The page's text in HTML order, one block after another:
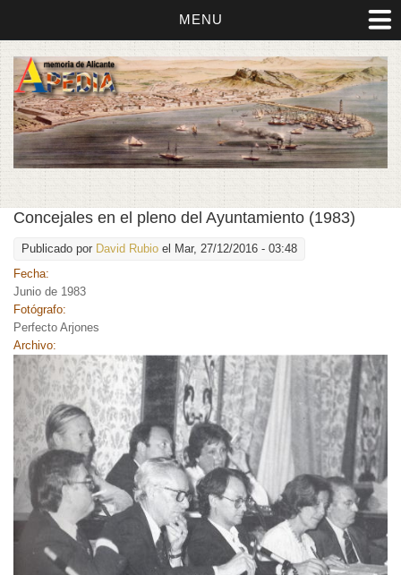
MENU
Concejales en el pleno del Ayuntamiento (1983)
Publicado por David Rubio el Mar, 27/12/2016 - 03:48
Fecha:
Junio de 1983
Fotógrafo:
Perfecto Arjones
Archivo: